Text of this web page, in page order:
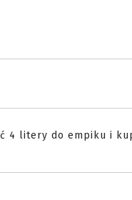
4 litery do empiku i